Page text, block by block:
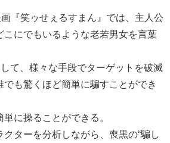
『笑ゥせぇるすまん』では、主人公
こにでもいるような老若男女を言葉
て、様々な手段でターゲットを破滅
も驚くほど簡単に騙すことができ
に操ることができる。
ターを分析しながら、喪黒の“騙し